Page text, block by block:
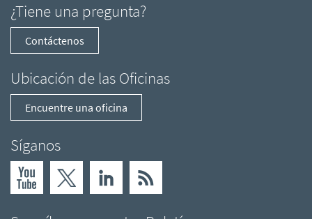
¿Tiene una pregunta?
Contáctenos
Ubicación de las Oficinas
Encuentre una oficina
Síganos